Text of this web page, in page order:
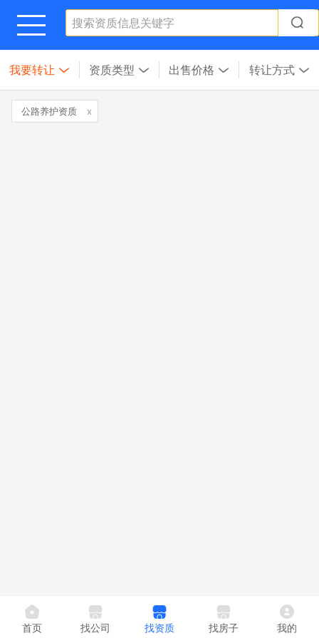
首页 找公司 找资质 找房子 我的
我要转让 资质类型 出售价格 转让方式
公路养护资质 x